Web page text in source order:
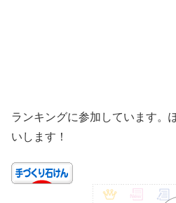
ランキングに参加しています。
いします！